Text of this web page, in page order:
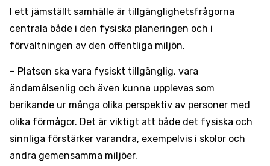
I ett jämställt samhälle är tillgänglighetsfrågorna
centrala både i den fysiska planeringen och i
förvaltningen av den offentliga miljön.
– Platsen ska vara fysiskt tillgänglig, vara
ändamålsenlig och även kunna upplevas som
berikande ur många olika perspektiv av personer med
olika förmågor. Det är viktigt att både det fysiska och
sinnliga förstärker varandra, exempelvis i skolor och
andra gemensamma miljöer.